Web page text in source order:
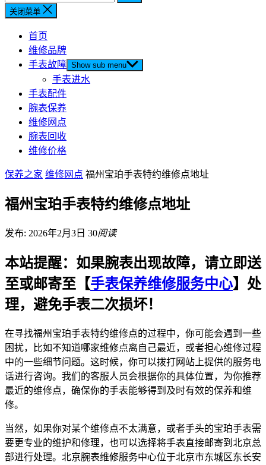
关闭菜单
首页
维修品牌
手表故障 Show sub menu
手表进水
手表配件
腕表保养
维修网点
腕表回收
维修价格
保养之家 维修网点 福州宝珀手表特约维修点地址
福州宝珀手表特约维修点地址
发布: 2026年2月3日 30阅读
本站提醒：如果腕表出现故障，请立即送
至或邮寄至【手表保养维修服务中心】处
理，避免手表二次损坏！
在寻找福州宝珀手表特约维修点的过程中，你可能会遇到一些
困扰，比如不知道哪家维修点离自己最近，或者担心维修过程
中的一些细节问题。这时候，你可以拨打网站上提供的服务电
话进行咨询。我们的客服人员会根据你的具体位置，为你推荐
最近的维修点，确保你的手表能够得到及时有效的保养和维
修。
当然，如果你对某个维修点不太满意，或者手头的宝珀手表需
要更专业的维护和修理，也可以选择将手表直接邮寄到北京总
部进行处理。北京腕表维修服务中心位于北京市东城区东长安